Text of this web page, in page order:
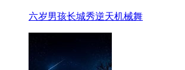
六岁男孩长城秀逆天机械舞